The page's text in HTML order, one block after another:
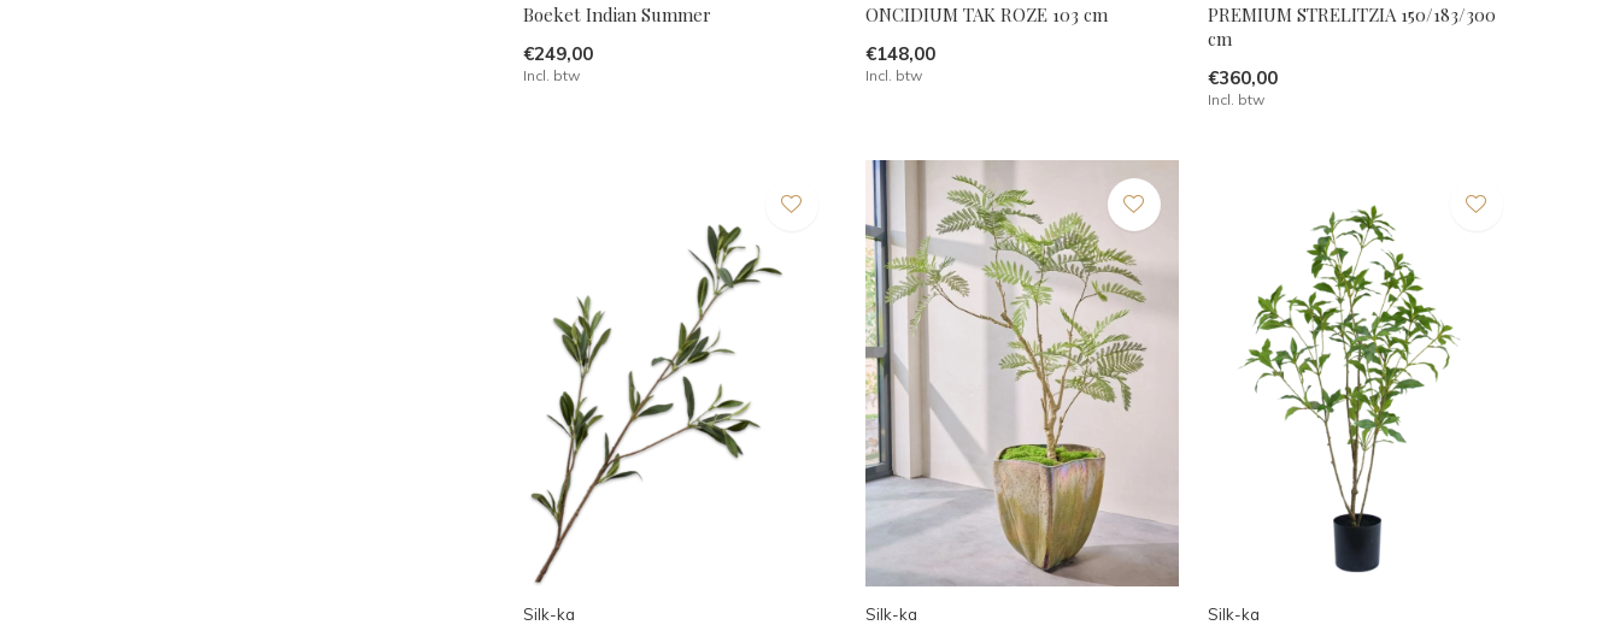
Boeket Indian Summer
€249,00
Incl. btw
ONCIDIUM TAK ROZE 103 cm
€148,00
Incl. btw
PREMIUM STRELITZIA 150/183/300
cm
€360,00
Incl. btw
Silk-ka Silk-ka Silk-ka